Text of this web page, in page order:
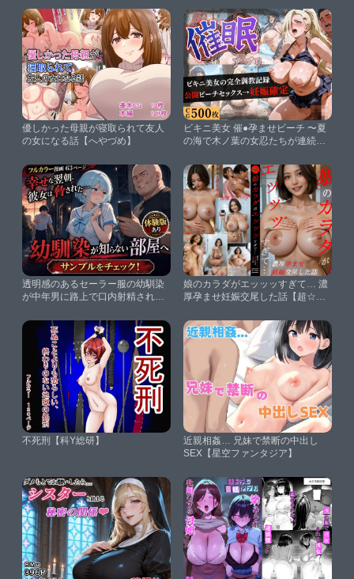
優しかった母親が寝取られて友人
の女になる話【へやづめ】
ビキニ美女 催●孕ませビーチ 〜夏
の海で木ノ葉の女忍たちが連続中
【よあそび】
透明感のあるセーラー服の幼馴染
が中年男に路上で口内射精されて
ッハトルテ】
娘のカラダがエッッッすぎて… 濃
厚孕ませ妊娠交尾した話【超☆超
不死刑【科Y総研】
近親相姦… 兄妹で禁断の中出し
SEX【星空ファンタジア】